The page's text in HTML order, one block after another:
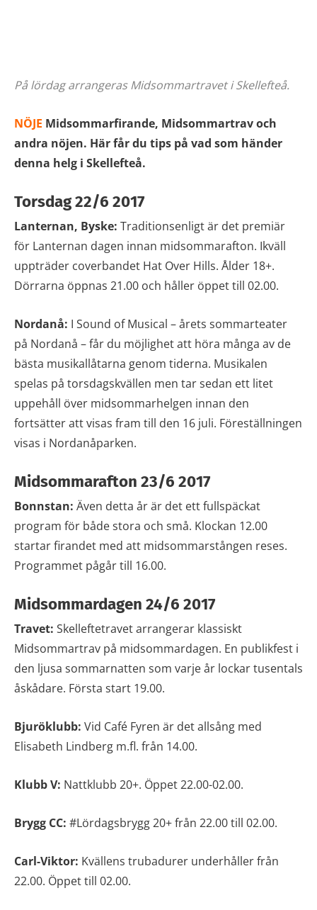
På lördag arrangeras Midsommartravet i Skellefteå.
NÖJE Midsommarfirande, Midsommartrav och
andra nöjen. Här får du tips på vad som händer
denna helg i Skellefteå.
Torsdag 22/6 2017
Lanternan, Byske: Traditionsenligt är det premiär
för Lanternan dagen innan midsommarafton. Ikväll
uppträder coverbandet Hat Over Hills. Ålder 18+.
Dörrarna öppnas 21.00 och håller öppet till 02.00.
Nordanå: I Sound of Musical – årets sommarteater
på Nordanå – får du möjlighet att höra många av de
bästa musikallåtarna genom tiderna. Musikalen
spelas på torsdagskvällen men tar sedan ett litet
uppehåll över midsommarhelgen innan den
fortsätter att visas fram till den 16 juli. Föreställningen
visas i Nordanåparken.
Midsommarafton 23/6 2017
Bonnstan: Även detta år är det ett fullspäckat
program för både stora och små. Klockan 12.00
startar firandet med att midsommarstången reses.
Programmet pågår till 16.00.
Midsommardagen 24/6 2017
Travet: Skelleftetravet arrangerar klassiskt
Midsommartrav på midsommardagen. En publikfest i
den ljusa sommarnatten som varje år lockar tusentals
åskådare. Första start 19.00.
Bjuröklubb: Vid Café Fyren är det allsång med
Elisabeth Lindberg m.fl. från 14.00.
Klubb V: Nattklubb 20+. Öppet 22.00-02.00.
Brygg CC: #Lördagsbrygg 20+ från 22.00 till 02.00.
Carl-Viktor: Kvällens trubadurer underhåller från
22.00. Öppet till 02.00.